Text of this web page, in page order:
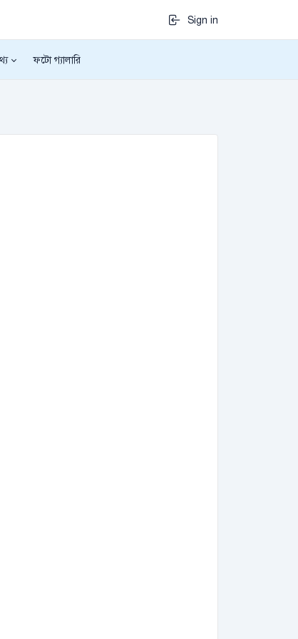
Sign in
ফটো গ্যালারি